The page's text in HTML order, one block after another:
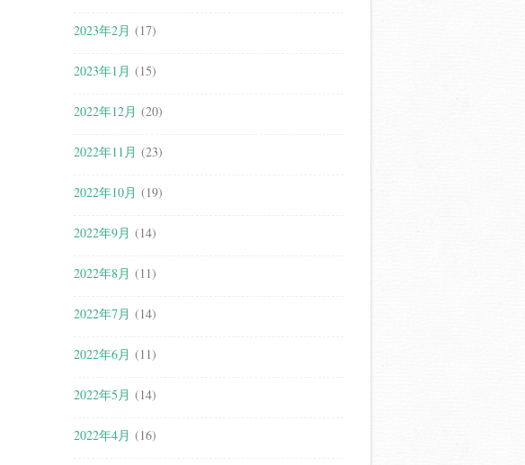
2023年2月 (17)
2023年1月 (15)
2022年12月 (20)
2022年11月 (23)
2022年10月 (19)
2022年9月 (14)
2022年8月 (11)
2022年7月 (14)
2022年6月 (11)
2022年5月 (14)
2022年4月 (16)